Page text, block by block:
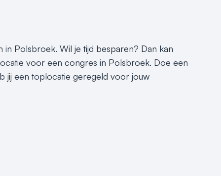
Polsbroek. Wil je tijd besparen? Dan kan
voor een congres in Polsbroek. Doe een
jij een toplocatie geregeld voor jouw